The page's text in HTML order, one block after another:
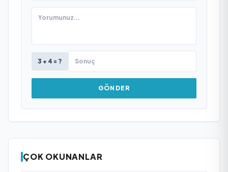
3 + 4 = ?
GÖNDER
ÇOK OKUNANLAR